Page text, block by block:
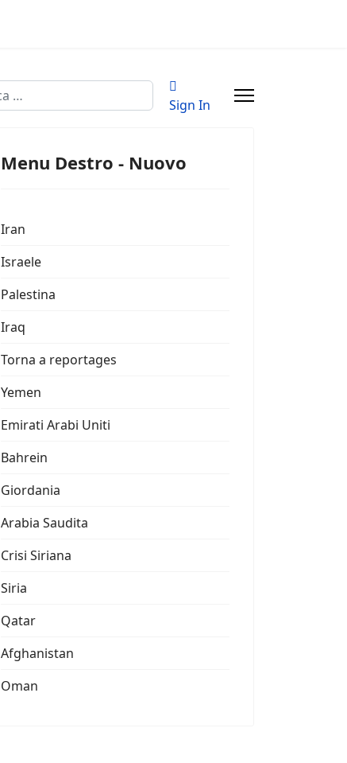
Sign In
Menu Destro - Nuovo
Iran
Israele
Palestina
Iraq
Torna a reportages
Yemen
Emirati Arabi Uniti
Bahrein
Giordania
Arabia Saudita
Crisi Siriana
Siria
Qatar
Afghanistan
Oman